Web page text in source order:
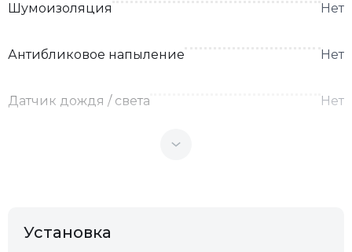
Шумоизоляция Нет
Антибликовое напыление Нет
Датчик дождя / света Нет
Теплопоглощающее
Установка